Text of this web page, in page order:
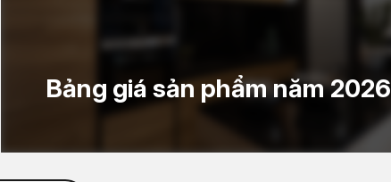
Bảng giá sản phẩm năm 2026